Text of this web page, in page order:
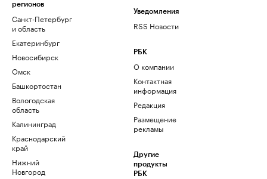
регионов
Санкт-Петербург
и область
Екатеринбург
Новосибирск
Омск
Башкортостан
Вологодская
область
Калининград
Краснодарский
край
Нижний
Новгород
Уведомления
RSS Новости
РБК
О компании
Контактная
информация
Редакция
Размещение
рекламы
Другие
продукты
РБК